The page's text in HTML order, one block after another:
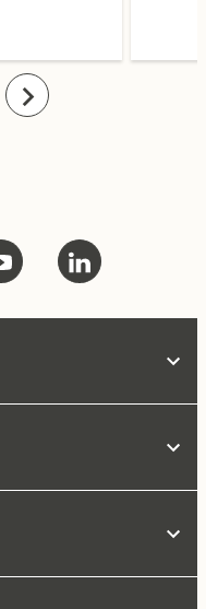
Fremover